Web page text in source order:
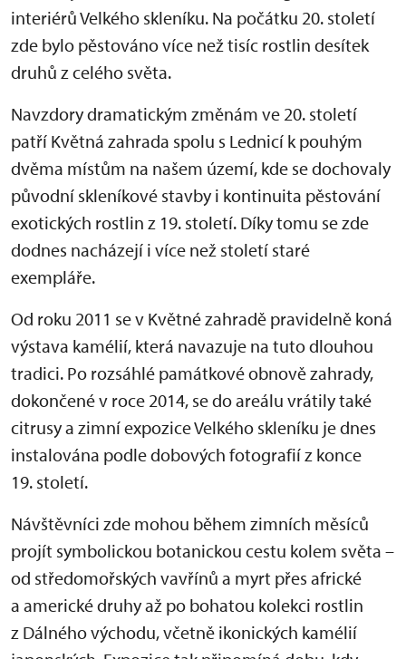
interiérů Velkého skleníku. Na počátku 20. století
zde bylo pěstováno více než tisíc rostlin desítek
druhů z celého světa.
Navzdory dramatickým změnám ve 20. století
patří Květná zahrada spolu s Lednicí k pouhým
dvěma místům na našem území, kde se dochovaly
původní skleníkové stavby i kontinuita pěstování
exotických rostlin z 19. století. Díky tomu se zde
dodnes nacházejí i více než století staré
exempláře.
Od roku 2011 se v Květné zahradě pravidelně koná
výstava kamélií, která navazuje na tuto dlouhou
tradici. Po rozsáhlé památkové obnově zahrady,
dokončené v roce 2014, se do areálu vrátily také
citrusy a zimní expozice Velkého skleníku je dnes
instalována podle dobových fotografií z konce
19. století.
Návštěvníci zde mohou během zimních měsíců
projít symbolickou botanickou cestu kolem světa –
od středomořských vavřínů a myrt přes africké
a americké druhy až po bohatou kolekci rostlin
z Dálného východu, včetně ikonických kamélií